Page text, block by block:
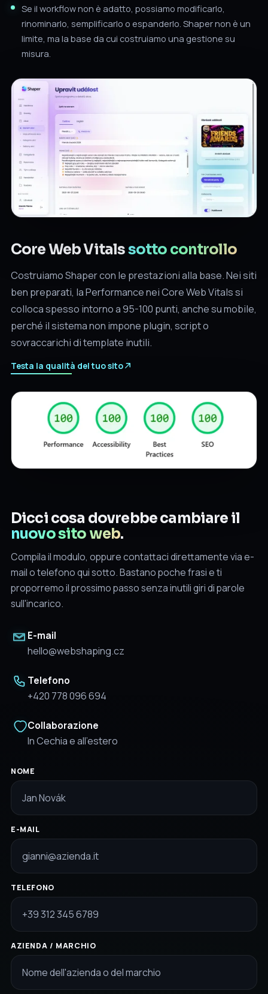
Se il workflow non è adatto, possiamo modificarlo,
rinominarlo, semplificarlo o espanderlo. Shaper non è un
limite, ma la base da cui costruiamo una gestione su
misura.
Core Web Vitalssotto controllo
Costruiamo Shaper con le prestazioni alla base. Nei siti
ben preparati, la Performance nei Core Web Vitals si
colloca spesso intorno a 95-100 punti, anche su mobile,
perché il sistema non impone plugin, script o
sovraccarichi di template inutili.
Testa la qualità del tuo sito
Dicci cosa dovrebbe cambiare il
nuovo sito web.
Compila il modulo, oppure contattaci direttamente via e-
mail o telefono qui sotto. Bastano poche frasi e ti
proporremo il prossimo passo senza inutili giri di parole
sull'incarico.
E-mail
hello@webshaping.cz
Telefono
+420 778 096 694
Collaborazione
In Cechia e all’estero
NOME
E-MAIL
TELEFONO
AZIENDA / MARCHIO